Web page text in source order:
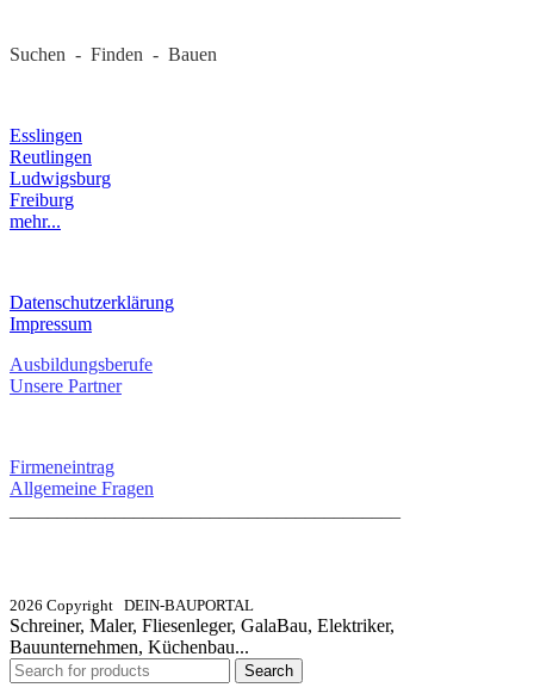
Suchen - Finden - Bauen
Esslingen
Reutlingen
Ludwigsburg
Freiburg
mehr...
Datenschutzerklärung
Impressum
Ausbildungsberufe
Unsere Partner
Firmeneintrag
Allgemeine Fragen
2026 Copyright DEIN-BAUPORTAL
Schreiner, Maler, Fliesenleger, GalaBau, Elektriker,
Bauunternehmen, Küchenbau...
Search